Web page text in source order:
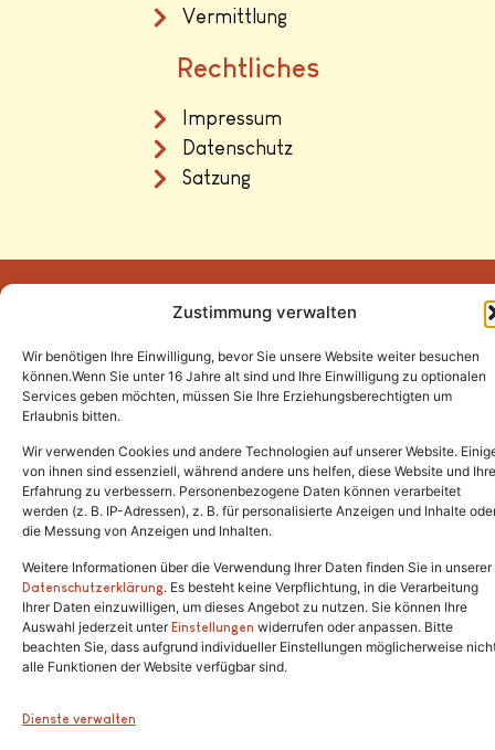
Zustimmung verwalten
Wir benötigen Ihre Einwilligung, bevor Sie unsere Website weiter besuchen
können.Wenn Sie unter 16 Jahre alt sind und Ihre Einwilligung zu optionalen
Services geben möchten, müssen Sie Ihre Erziehungsberechtigten um
Erlaubnis bitten.
Wir verwenden Cookies und andere Technologien auf unserer Website.
von ihnen sind essenziell, während andere uns helfen, diese Website und Ihre
Erfahrung zu verbessern. Personenbezogene Daten können verarbeitet
werden (z. B. IP-Adressen), z. B. für personalisierte Anzeigen und Inhalte
die Messung von Anzeigen und Inhalten.
Weitere Informationen über die Verwendung Ihrer Daten finden Sie in unserer
Datenschutzerklärung. Es besteht keine Verpflichtung, in die Verarbeitung
Ihrer Daten einzuwilligen, um dieses Angebot zu nutzen. Sie können Ihre
Auswahl jederzeit unterEinstellungen widerrufen oder anpassen. Bitte
beachten Sie, dass aufgrund individueller Einstellungen möglicherweise
alle Funktionen der Website verfügbar sind.
Dienste verwalten
Vermittlung
Rechtliches
Impressum
Datenschutz
Satzung
Copyright © 2024. Alle Rechte vorbehalten.
Tel.:(02646) 915928
info@katzenschutzfreunde.de
Im Brandenfeld 22
53426 Schalkenbach